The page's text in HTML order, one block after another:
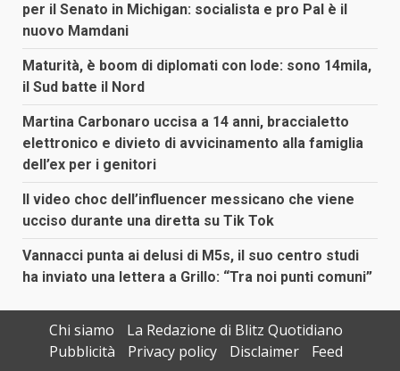
per il Senato in Michigan: socialista e pro Pal è il
nuovo Mamdani
Maturità, è boom di diplomati con lode: sono 14mila,
il Sud batte il Nord
Martina Carbonaro uccisa a 14 anni, braccialetto
elettronico e divieto di avvicinamento alla famiglia
dell’ex per i genitori
Il video choc dell’influencer messicano che viene
ucciso durante una diretta su Tik Tok
Vannacci punta ai delusi di M5s, il suo centro studi
ha inviato una lettera a Grillo: “Tra noi punti comuni”
Chi siamo
La Redazione di Blitz Quotidiano
Pubblicità
Privacy policy Disclaimer Feed